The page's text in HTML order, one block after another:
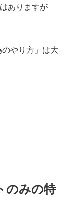
ありますが
やり方」は大
のみの特